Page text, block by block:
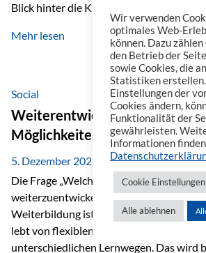
Blick hinter die Kulissen auf eine
beeindruckender Geschichte,
einem stabilen Fundament. Ein starkes
Europa Die Vienna Insurance Group ist
Versicherungsgruppe in Zentral- und
50 Versicherungsgesellschaften in
verbindet sie regionale Stärke mit
Kompetenz.
Mehr lesen
Social
Weiterentwicklung im
Möglichkeiten es gibt
5. Dezember 2025
Die Frage „Welche Möglichkeiten gibt es,
weiterzuentwickeln?“ lässt sich heute
Weiterbildung ist längst kein starrer
lebt von flexiblen Formaten,
unterschiedlichen Lernwegen. Das wird
Wir verwenden
optimales Web-
können. Dazu
den Betrieb der
sowie Cookies, die
Statistiken
Einstellungen der
Cookies ändern,
Funktionalität der
gewährleisten.
Informationen
Cookie Einstellungen
Alle ablehnen